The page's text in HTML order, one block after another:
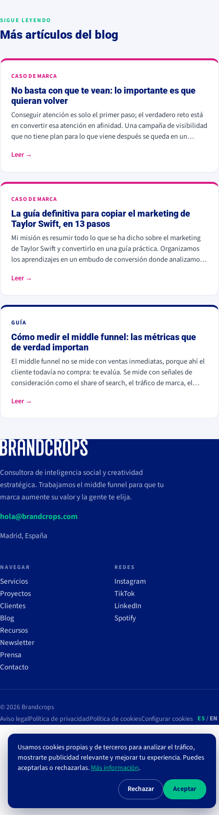
SIGUE LEYENDO
Más artículos del blog
CASO DE MARCA
No basta con que te vean: lo importante es que
quieran volver
Conseguir atención es solo el primer paso; el verdadero reto está
en convertir esa atención en afinidad. Una campaña de visibilidad
que no tiene plan para lo que viene después se queda en un
estrategia de middle funnel.
Leer →
CASO DE MARCA
La guía definitiva para copiar el marketing de
Taylor Swift, en 13 pasos
Mi misión es resumir todo lo que se ha dicho sobre el marketing
de Taylor Swift y convertirlo en una guía práctica. Organizamos
los aprendizajes en un embudo de conversión donde analizamos
el reconocimiento hasta la fidelización.
Leer →
GUÍA
Cómo medir el middle funnel: las métricas que
de verdad importan
El middle funnel no se mide con ventas inmediatas, porque ahí el
cliente todavía no compra: te evalúa. Se mide con señales de
consideración como el share of search, el tráfico de marca, el
lead (MQL a SQL). Las impresiones, los likes y los seguidores no
Leer →
Consultora de inteligencia social y creatividad
estratégica. Trabajamos el middle funnel para que tu
marca aumente su valor y la gente te elija.
hola@brandcrops.com
Madrid, España
NAVEGAR
Servicios
Proyectos
Clientes
Blog
Recursos
Newsletter
Prensa
Contacto
REDES
Instagram
TikTok
LinkedIn
Spotify
© 2026 Brandcrops
Aviso legalPolítica de privacidadPolítica de cookiesConfigurar cookies ES/ EN
Usamos cookies propias y de terceros para analizar el tráfico,
mostrarte publicidad relevante y mejorar tu experiencia. Puedes
aceptarlas o rechazarlas.Más información.
Rechazar Aceptar